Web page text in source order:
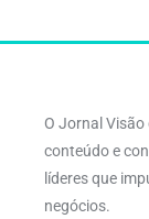
O Jornal Visão
conteúdo e
líderes que
negócios.